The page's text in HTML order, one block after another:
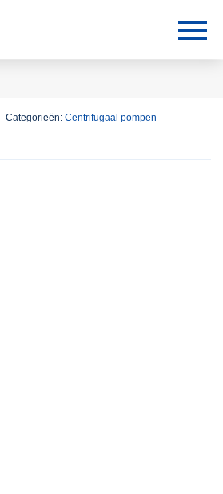
Categorieën: Centrifugaal pompen